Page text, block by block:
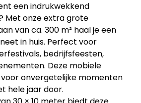
een indrukwekkend
Met onze extra grote
van ca. 300 m² haal je een
in huis. Perfect voor
bedrijfsfeesten,
Deze mobiele
onvergetelijke momenten
hele jaar door.